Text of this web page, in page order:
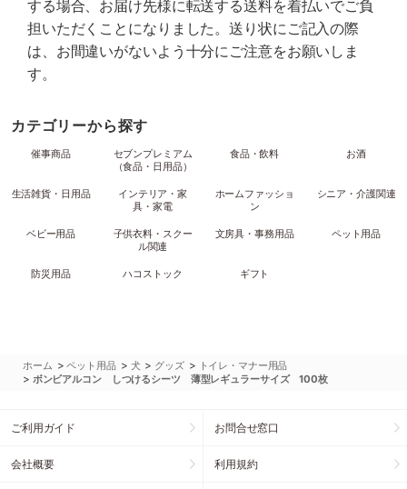
する場合、お届け先様に転送する送料を着払いでご負
担いただくことになりました。送り状にご記入の際
は、お間違いがないよう十分にご注意をお願いしま
す。
カテゴリーから探す
催事商品
セブンプレミアム
（食品・日用品）
食品・飲料 お酒
生活雑貨・日用品
インテリア・家
具・家電
ホームファッショ
ン
シニア・介護関連
ベビー用品
子供衣料・スクー
ル関連
文房具・事務用品 ペット用品
防災用品 ハコストック ギフト
ホーム >ペット用品 > 犬 > グッズ > トイレ・マナー用品
> ボンビアルコン しつけるシーツ 薄型レギュラーサイズ 100枚
ご利用ガイド お問合せ窓口
会社概要 利用規約